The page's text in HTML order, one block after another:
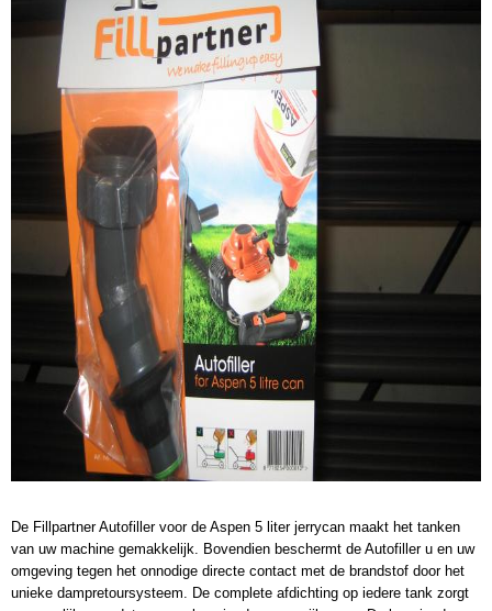
De Fillpartner Autofiller voor de Aspen 5 liter jerrycan maakt het tanken
van uw machine gemakkelijk. Bovendien beschermt de Autofiller u en uw
omgeving tegen het onnodige directe contact met de brandstof door het
unieke dampretoursysteem. De complete afdichting op iedere tank zorgt